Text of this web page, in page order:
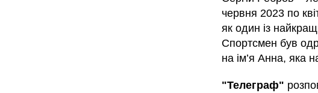
червня 2023 по
як один із
Спортсмен був
на ім’я Анна, яка
"Телеграф"